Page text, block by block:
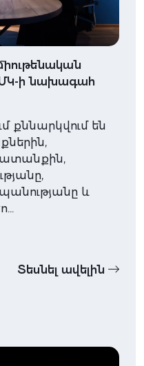
ի նախագահ
քննարկվում են
և
Տեսնել ավելին